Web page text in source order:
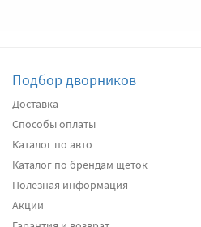
Подбор дворников
Доставка
Способы оплаты
Каталог по авто
Каталог по брендам щеток
Полезная информация
Акции